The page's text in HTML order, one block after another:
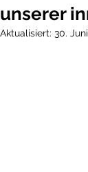
unserer
Aktualisiert: 30. Juni